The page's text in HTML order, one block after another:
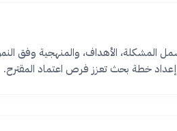
المشكلة، الأهداف، والمنهجية وفق
خطة بحث تعزز فرص اعتماد المقترح.